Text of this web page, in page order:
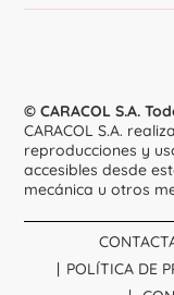
© CARACOL S.A.
CARACOL S.A.
reproducciones y
accesibles desde
mecánica u otros
POLÍTICA DE